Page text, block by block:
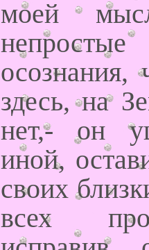
моей
осознания,
здесь, на
нет,- он
иной,
своих
всех